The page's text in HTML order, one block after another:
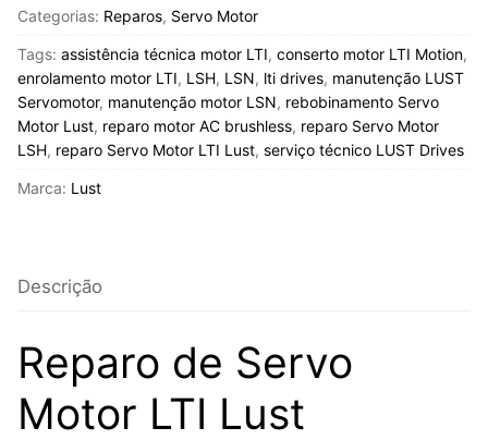
Categorias: Reparos, Servo Motor
Tags: assistência técnica motor LTI, conserto motor LTI Motion,
enrolamento motor LTI, LSH, LSN, lti drives, manutenção LUST
Servomotor, manutenção motor LSN, rebobinamento Servo
Motor Lust, reparo motor AC brushless, reparo Servo Motor
LSH, reparo Servo Motor LTI Lust, serviço técnico LUST Drives
Marca: Lust
Descrição
Reparo de Servo
Motor LTI Lust